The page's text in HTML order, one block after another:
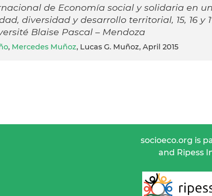
de Economía social y solidaria en
diversidad y desarrollo territorial, 15, 16 y
Blaise Pascal – Mendoza
, Mercedes Muñoz, Lucas G. Muñoz, April 2015
socioeco.org is
and Ripess